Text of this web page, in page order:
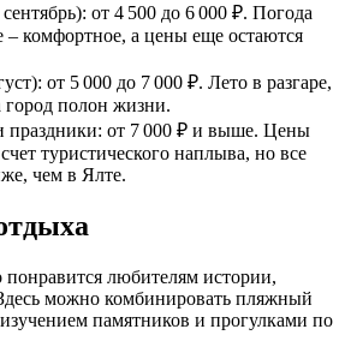
от 4 500 до 6 000 ₽. Погода
– комфортное, а цены еще остаются
от 5 000 до 7 000 ₽. Лето в разгаре,
город полон жизни.
праздники: от 7 000 ₽ и выше. Цены
туристического наплыва, но все
чем в Ялте.
понравится любителям истории,
можно комбинировать пляжный
памятников и прогулками по